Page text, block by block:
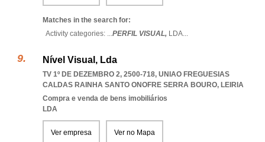
Matches in the search for:
Activity categories: ...PERFIL VISUAL, LDA...
Nível Visual, Lda
TV 1º DE DEZEMBRO 2, 2500-718, UNIAO FREGUESIAS
CALDAS RAINHA SANTO ONOFRE SERRA BOURO, LEIRIA
Compra e venda de bens imobiliários
LDA
Ver empresa Ver no Mapa